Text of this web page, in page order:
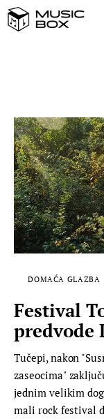
FILM
MUSIC
DOMAĆA GLAZBA
Festival
predvode
Tučepi, nakon
zaseocima"
jednim velikim
mali rock festival